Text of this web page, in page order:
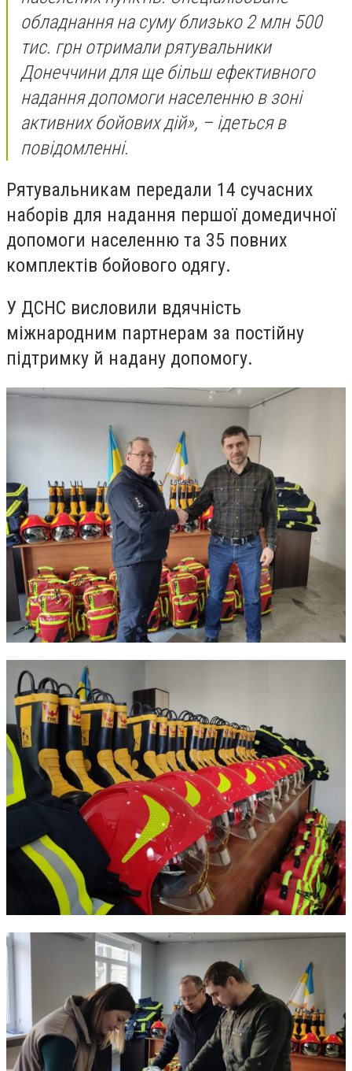
обладнання на суму близько 2 млн 500
тис. грн отримали рятувальники
Донеччини для ще більш ефективного
надання допомоги населенню в зоні
активних бойових дій», – ідеться в
повідомленні.
Рятувальникам передали 14 сучасних
наборів для надання першої домедичної
допомоги населенню та 35 повних
комплектів бойового одягу.
У ДСНС висловили вдячність
міжнародним партнерам за постійну
підтримку й надану допомогу.